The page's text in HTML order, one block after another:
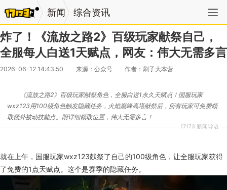
新闻 综合资讯
炸了！《流放之路2》百级玩家献祭自己，
全服每人白送1天赋点，网友：伟大无需多言
2026-06-12 14:43:50 来源：公众号 作者：刷子大本营
17173 新闻导语
《流放之路2》百级玩家献祭角色，全服白送1永久天赋点！国服玩家
wxz123用100级角色触发隐藏任务，火焰巅峰高塔献祭后，所有玩家可免费领
取额外被动技能点。附详细领取位置，伟大无需多言！
就在上午，国服玩家wxz123献祭了自己的100级角色，让全服玩家获得
了免费的1点天赋点。这个是赛季的隐藏任务。